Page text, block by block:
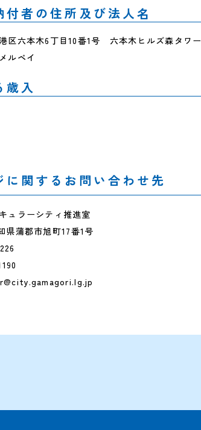
付者の住所及び法人名
区六本木6丁目10番1号 六本木ヒルズ森タワー
ルペイ
歳入
に関するお問い合わせ先
ュラーシティ推進室
県蒲郡市旭町17番1号